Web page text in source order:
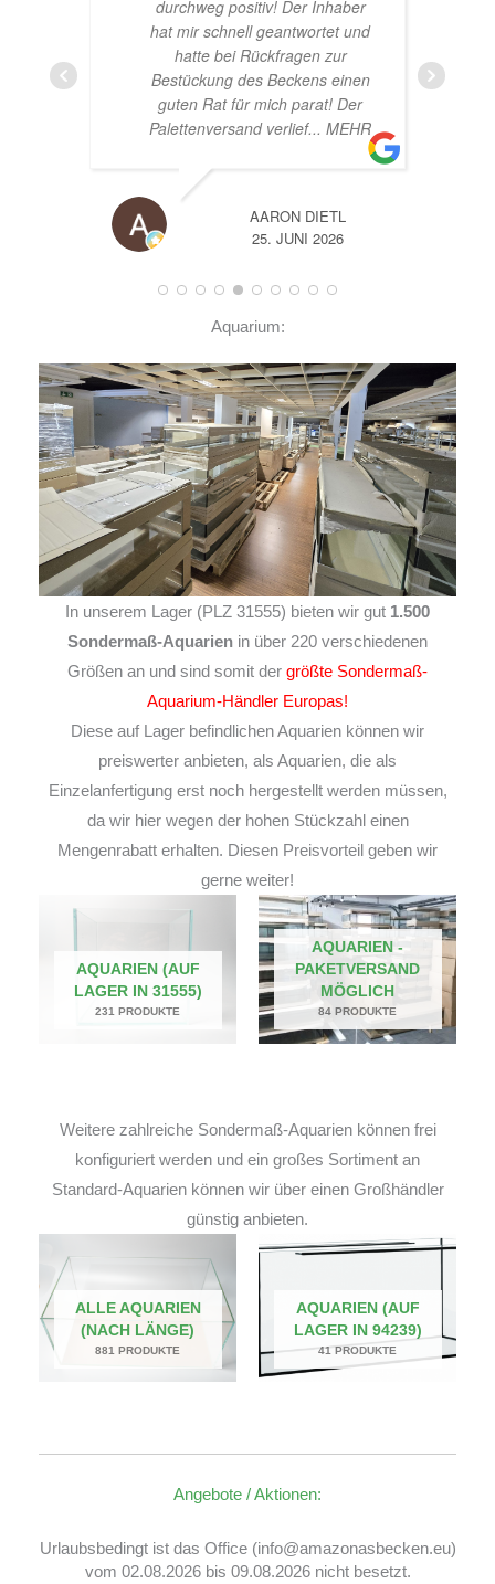
Glücklich mit meinem
Beståbecken
A
14. JUNI 2026
Aquarium:
In unserem Lager (PLZ 31555) bieten wir gut 1.500
Sondermaß-Aquarien in über 220 verschiedenen
Größen an und sind somit der größte Sondermaß-
Aquarium-Händler Europas!
Diese auf Lager befindlichen Aquarien können wir
preiswerter anbieten, als Aquarien, die als
Einzelanfertigung erst noch hergestellt werden müssen,
da wir hier wegen der hohen Stückzahl einen
Mengenrabatt erhalten. Diesen Preisvorteil geben wir
gerne weiter!
AQUARIEN (AUF
LAGER IN 31555)
231 PRODUKTE
AQUARIEN -
PAKETVERSAND
MÖGLICH
84 PRODUKTE
Weitere zahlreiche Sondermaß-Aquarien können frei
konfiguriert werden und ein großes Sortiment an
Standard-Aquarien können wir über einen Großhändler
günstig anbieten.
ALLE AQUARIEN
(NACH LÄNGE)
881 PRODUKTE
AQUARIEN (AUF
LAGER IN 94239)
41 PRODUKTE
Angebote / Aktionen:
Urlaubsbedingt ist das Office (info@amazonasbecken.eu)
vom 02.08.2026 bis 09.08.2026 nicht besetzt.